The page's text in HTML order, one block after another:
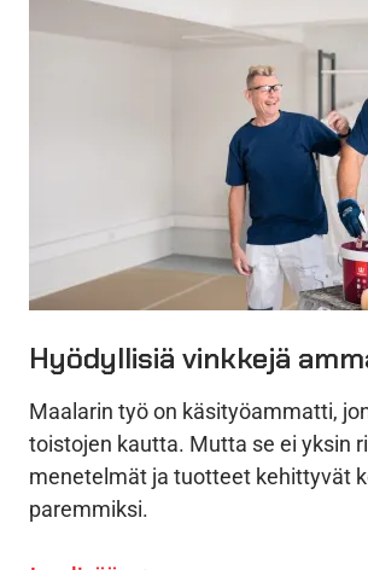
Hyödyllisiä vinkkejä
Maalarin työ on käsityöammatti,
toistojen kautta. Mutta se ei yksin
menetelmät ja tuotteet kehittyvät
paremmiksi.